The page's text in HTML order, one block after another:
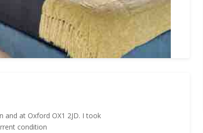
and at Oxford OX1 2JD. I took
condition